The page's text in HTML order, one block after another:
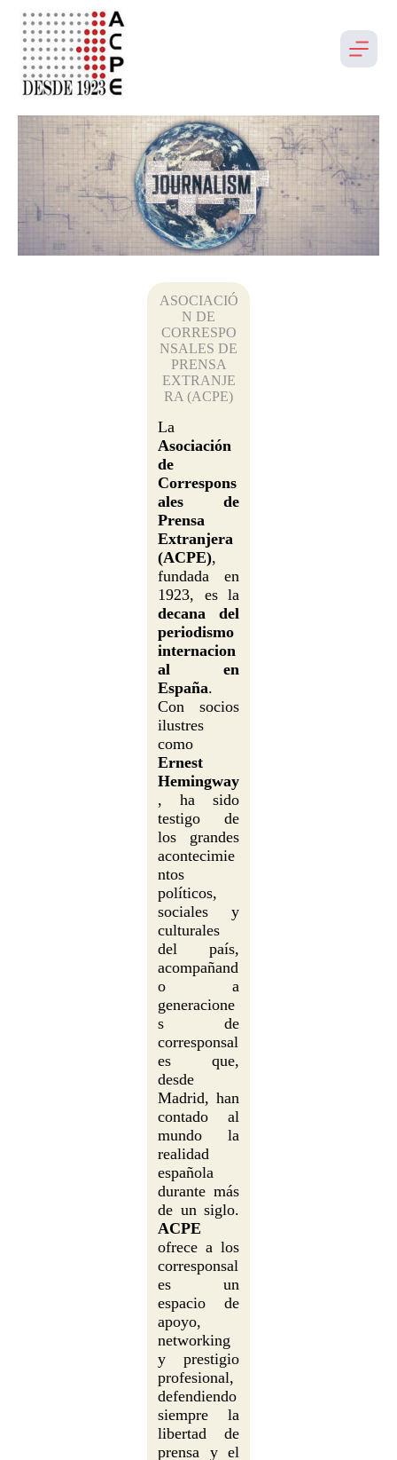
ASOCIACIÓ
N DE
CORRESPO
NSALES DE
PRENSA
EXTRANJE
RA (ACPE)
La
Asociación
de
Correspons
ales de
Prensa
Extranjera
(ACPE),
fundada en
1923, es la
decana del
periodismo
internacion
al en
España.
Con socios
ilustres
como
Ernest
Hemingway
, ha sido
testigo de
los grandes
acontecimie
ntos
políticos,
sociales y
culturales
del país,
acompañand
o a
generacione
s de
corresponsal
es que,
desde
Madrid, han
contado al
mundo la
realidad
española
durante más
de un siglo.
ACPE
ofrece a los
corresponsal
es un
espacio de
apoyo,
networking
y prestigio
profesional,
defendiendo
siempre la
libertad de
prensa y el